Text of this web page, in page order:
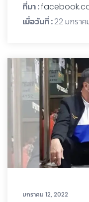
ที่มา :
เมื่อวันที่ :22 มกรา
มกราคม 12, 2022